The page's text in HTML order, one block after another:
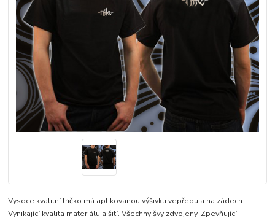
Vysoce kvalitní tričko má aplikovanou výšivku vepředu a na zádech.
Vynikající kvalita materiálu a šití. Všechny švy zdvojeny. Zpevňující